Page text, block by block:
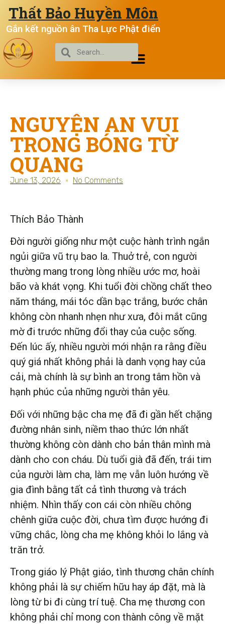
Thất Bảo Huyền Môn
Gắn kết nguồn ân Tha Lực Phật điển
NGUYỆN AN VUI
TRONG BÓNG TỪ
QUANG
June 13, 2026 No Comments
Thích Bảo Thành
Đời người giống như một cuộc hành trình ngắn
ngủi giữa vũ trụ bao la. Thuở trẻ, con người
thường mang trong lòng nhiều ước mơ, hoài
bão và khát vọng. Khi tuổi đời chồng chất theo
năm tháng, mái tóc dần bạc trắng, bước chân
không còn nhanh nhẹn như xưa, đôi mắt cũng
mờ đi trước những đổi thay của cuộc sống.
Đến lúc ấy, nhiều người mới nhận ra rằng điều
quý giá nhất không phải là danh vọng hay của
cải, mà chính là sự bình an trong tâm hồn và
hạnh phúc của những người thân yêu.
Đối với những bậc cha mẹ đã đi gần hết chặng
đường nhân sinh, niềm thao thức lớn nhất
thường không còn dành cho bản thân mình mà
dành cho con cháu. Dù tuổi già đã đến, trái tim
của người làm cha, làm mẹ vẫn luôn hướng về
gia đình bằng tất cả tình thương và trách
nhiệm. Nhìn thấy con cái còn nhiều chông
chênh giữa cuộc đời, chưa tìm được hướng đi
vững chắc, lòng cha mẹ không khỏi lo lắng và
trăn trở.
Trong giáo lý Phật giáo, tình thương chân chính
không phải là sự chiếm hữu hay áp đặt, mà là
lòng từ bi đi cùng trí tuệ. Cha mẹ thương con
không phải chỉ mong con thành công về mặt